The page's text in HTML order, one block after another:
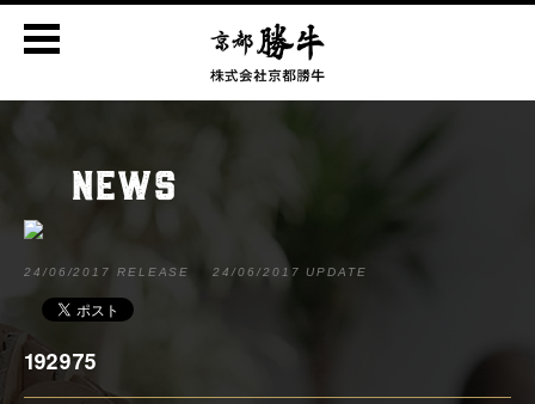
NEWS
24/06/2017 RELEASE 24/06/2017 UPDATE
192975